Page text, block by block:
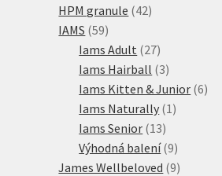
HPM granule 4242
IAMS 5959
produktů
Iams Adult 2727
produktů
Iams Hairball 33
produkty
Iams Kitten & Junior 66
Iams Naturally 1 1
Iams Senior 1313
produktů
Výhodná balení 99
produktů
James Wellbeloved 99